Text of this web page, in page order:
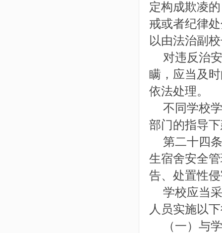
定构成欺凌
戒或者纪律
以由法治副
对违反治安
瞒，应当及
依法处理。
不同学校学
部门的指导
第二十四条
生宿舍安全
告、处置性
学校应当采
人员实施以
（一）与学